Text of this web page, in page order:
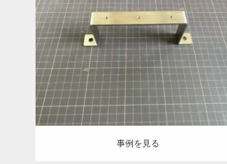
Category:ステンレス-HL 建築金物 機械
部品 板金加工 ヘアーライン処理
事例を見る
事例を見る